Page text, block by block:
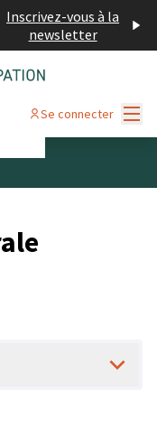
Inscrivez-vous à la
newsletter
Se connecter